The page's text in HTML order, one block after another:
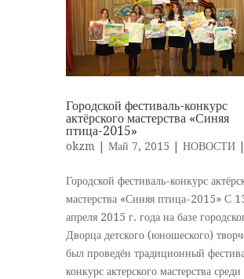
Городской фестиваль-конкурс
актёрского мастерства «Синяя
птица-2015»
okzm | Май 7, 2015 | НОВОСТИ
Городской фестиваль-конкурс
мастерства «Синяя птица-2015» С
апреля 2015 г. года на базе
Дворца детского (юношеского)
был проведён традиционный
конкурс актерского мастерства